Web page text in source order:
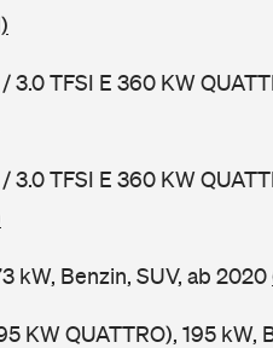
3.0 TFSI E 360 KW
3.0 TFSI E 360 KW
kW, Benzin, SUV, ab 2020
KW QUATTRO), 195 kW,